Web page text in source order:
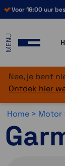
Voor 16:00 uur
MENU
Nee, je bent
Ontdek hier
Home > Motor